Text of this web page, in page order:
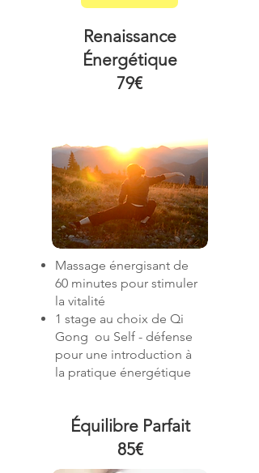
Renaissance
Énergétique
79€
Massage énergisant de
60 minutes pour stimuler
la vitalité
1 stage au choix de Qi
Gong ou Self - défense
pour une introduction à
la pratique énergétique
Équilibre Parfait
85€